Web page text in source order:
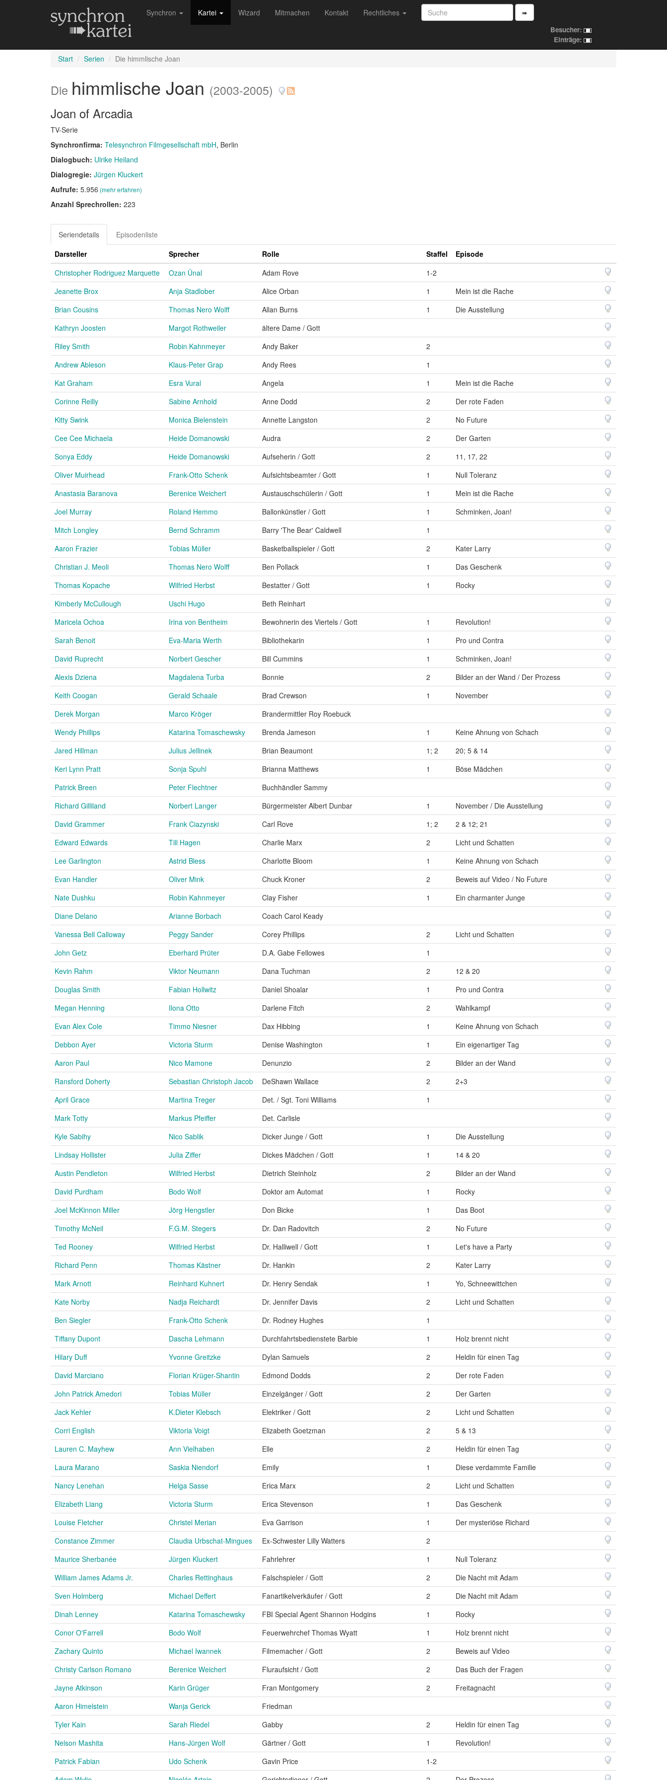
Synchron Kartei Wizard Mitmachen Kontakt Rechtliches ➠
Besucher:
Einträge:
Start Serien Die himmlische Joan
Die himmlische Joan (2003-2005)
Joan of Arcadia
TV-Serie
Synchronfirma: Telesynchron Filmgesellschaft mbH, Berlin
Dialogbuch: Ulrike Heiland
Dialogregie: Jürgen Kluckert
Aufrufe: 5.956 (mehr erfahren)
Anzahl Sprechrollen: 223
Seriendetails
Episodenliste
Darsteller
Sprecher Rolle Staffel
Episode
Christopher Rodriguez Marquette
Ozan Ünal Adam Rove
1-2
Jeanette Brox
Anja Stadlober Alice Orban 1
Mein ist die Rache
Brian Cousins
Thomas Nero Wolff Allan Burns 1
Die Ausstellung
Kathryn Joosten
Margot Rothweiler
ältere Dame / Gott
Riley Smith
Robin Kahnmeyer Andy Baker
2
Andrew Ableson
Klaus-Peter Grap Andy Rees
1
Kat Graham
Esra Vural Angela 1
Mein ist die Rache
Corinne Reilly
Sabine Arnhold Anne Dodd 2
Der rote Faden
Kitty Swink
Monica Bielenstein Annette Langston 2
No Future
Cee Cee Michaela
Heide Domanowski Audra 2
Der Garten
Sonya Eddy
Heide Domanowski Aufseherin / Gott 2
11, 17, 22
Oliver Muirhead
Frank-Otto Schenk Aufsichtsbeamter / Gott 1
Null Toleranz
Anastasia Baranova
Berenice Weichert Austauschschülerin / Gott 1
Mein ist die Rache
Joel Murray
Roland Hemmo Ballonkünstler / Gott 1
Schminken, Joan!
Mitch Longley
Bernd Schramm Barry 'The Bear' Caldwell
1
Aaron Frazier
Tobias Müller Basketballspieler / Gott 2
Kater Larry
Christian J. Meoli
Thomas Nero Wolff Ben Pollack 1
Das Geschenk
Thomas Kopache
Wilfried Herbst Bestatter / Gott 1
Rocky
Kimberly McCullough
Uschi Hugo
Beth Reinhart
Maricela Ochoa
Irina von Bentheim Bewohnerin des Viertels / Gott 1
Revolution!
Sarah Benoit
Eva-Maria Werth Bibliothekarin 1
Pro und Contra
David Ruprecht
Norbert Gescher Bill Cummins 1
Schminken, Joan!
Alexis Dziena
Magdalena Turba Bonnie 2
Bilder an der Wand / Der Prozess
Keith Coogan
Gerald Schaale Brad Crewson 1
November
Derek Morgan
Marco Kröger
Brandermittler Roy Roebuck
Wendy Phillips
Katarina Tomaschewsky Brenda Jameson 1
Keine Ahnung von Schach
Jared Hillman
Julius Jellinek Brian Beaumont 1; 2
20; 5 & 14
Keri Lynn Pratt
Sonja Spuhl Brianna Matthews 1
Böse Mädchen
Patrick Breen
Peter Flechtner
Buchhändler Sammy
Richard Gilliland
Norbert Langer Bürgermeister Albert Dunbar 1
November / Die Ausstellung
David Grammer
Frank Ciazynski Carl Rove 1; 2
2 & 12; 21
Edward Edwards
Till Hagen Charlie Marx 2
Licht und Schatten
Lee Garlington
Astrid Bless Charlotte Bloom 1
Keine Ahnung von Schach
Evan Handler
Oliver Mink Chuck Kroner 2
Beweis auf Video / No Future
Nate Dushku
Robin Kahnmeyer Clay Fisher 1
Ein charmanter Junge
Diane Delano
Arianne Borbach
Coach Carol Keady
Vanessa Bell Calloway
Peggy Sander Corey Phillips 2
Licht und Schatten
John Getz
Eberhard Prüter D.A. Gabe Fellowes
1
Kevin Rahm
Viktor Neumann Dana Tuchman 2
12 & 20
Douglas Smith
Fabian Hollwitz Daniel Shoalar 1
Pro und Contra
Megan Henning
Ilona Otto Darlene Fitch 2
Wahlkampf
Evan Alex Cole
Timmo Niesner Dax Hibbing 1
Keine Ahnung von Schach
Debbon Ayer
Victoria Sturm Denise Washington 1
Ein eigenartiger Tag
Aaron Paul
Nico Mamone Denunzio 2
Bilder an der Wand
Ransford Doherty
Sebastian Christoph Jacob DeShawn Wallace 2
2+3
April Grace
Martina Treger Det. / Sgt. Toni Williams
1
Mark Totty
Markus Pfeiffer
Det. Carlisle
Kyle Sabihy
Nico Sablik Dicker Junge / Gott 1
Die Ausstellung
Lindsay Hollister
Julia Ziffer Dickes Mädchen / Gott 1
14 & 20
Austin Pendleton
Wilfried Herbst Dietrich Steinholz 2
Bilder an der Wand
David Purdham
Bodo Wolf Doktor am Automat 1
Rocky
Joel McKinnon Miller
Jörg Hengstler Don Bicke 1
Das Boot
Timothy McNeil
F.G.M. Stegers Dr. Dan Radovitch 2
No Future
Ted Rooney
Wilfried Herbst Dr. Halliwell / Gott 1
Let's have a Party
Richard Penn
Thomas Kästner Dr. Hankin 2
Kater Larry
Mark Arnott
Reinhard Kuhnert Dr. Henry Sendak 1
Yo, Schneewittchen
Kate Norby
Nadja Reichardt Dr. Jennifer Davis 2
Licht und Schatten
Ben Siegler
Frank-Otto Schenk Dr. Rodney Hughes
1
Tiffany Dupont
Dascha Lehmann Durchfahrtsbedienstete Barbie 1
Holz brennt nicht
Hilary Duff
Yvonne Greitzke Dylan Samuels 2
Heldin für einen Tag
David Marciano
Florian Krüger-Shantin Edmond Dodds 2
Der rote Faden
John Patrick Amedori
Tobias Müller Einzelgänger / Gott 2
Der Garten
Jack Kehler
K.Dieter Klebsch Elektriker / Gott 2
Licht und Schatten
Corri English
Viktoria Voigt Elizabeth Goetzman 2
5 & 13
Lauren C. Mayhew
Ann Vielhaben Elle 2
Heldin für einen Tag
Laura Marano
Saskia Niendorf Emily 1
Diese verdammte Familie
Nancy Lenehan
Helga Sasse Erica Marx 2
Licht und Schatten
Elizabeth Liang
Victoria Sturm Erica Stevenson 1
Das Geschenk
Louise Fletcher
Christel Merian Eva Garrison 1
Der mysteriöse Richard
Constance Zimmer
Claudia Urbschat-Mingues Ex-Schwester Lilly Watters
2
Maurice Sherbanée
Jürgen Kluckert Fahrlehrer 1
Null Toleranz
William James Adams Jr.
Charles Rettinghaus Falschspieler / Gott 2
Die Nacht mit Adam
Sven Holmberg
Michael Deffert Fanartikelverkäufer / Gott 2
Die Nacht mit Adam
Dinah Lenney
Katarina Tomaschewsky FBI Special Agent Shannon Hodgins 1
Rocky
Conor O'Farrell
Bodo Wolf Feuerwehrchef Thomas Wyatt 1
Holz brennt nicht
Zachary Quinto
Michael Iwannek Filmemacher / Gott 2
Beweis auf Video
Christy Carlson Romano
Berenice Weichert Fluraufsicht / Gott 2
Das Buch der Fragen
Jayne Atkinson
Karin Grüger Fran Montgomery 2
Freitagnacht
Aaron Himelstein
Wanja Gerick
Friedman
Tyler Kain
Sarah Riedel Gabby 2
Heldin für einen Tag
Nelson Mashita
Hans-Jürgen Wolf Gärtner / Gott 1
Revolution!
Patrick Fabian
Udo Schenk Gavin Price
1-2